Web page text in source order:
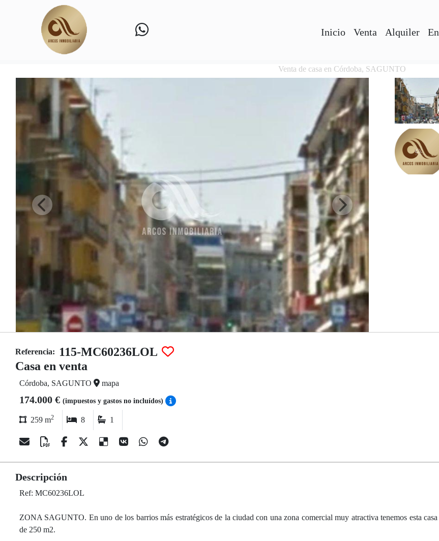
Inicio Venta Alquiler
Venta de casa en Córdoba, SAGUNTO
Referencia:
115-MC60236LOL
Casa en venta
Córdoba, SAGUNTO mapa
174.000 € (impuestos y gastos no incluídos)
259 m2 8 1
Descripción
Ref: MC60236LOL
ZONA SAGUNTO. En uno de los barrios más estratégicos de la ciudad con una zona comercial muy atractiva tenemos esta
de 250 m2.